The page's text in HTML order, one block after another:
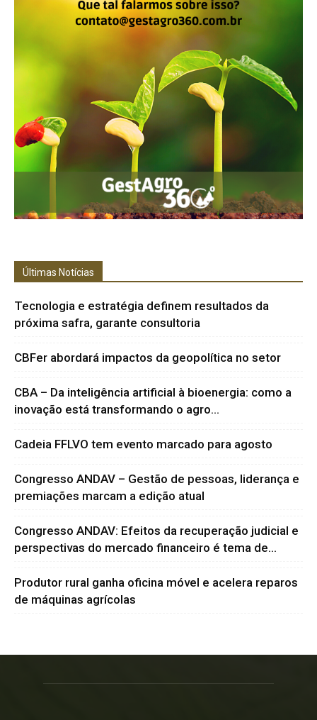
Últimas Notícias
Tecnologia e estratégia definem resultados da
próxima safra, garante consultoria
CBFer abordará impactos da geopolítica no setor
CBA – Da inteligência artificial à bioenergia: como a
inovação está transformando o agro...
Cadeia FFLVO tem evento marcado para agosto
Congresso ANDAV – Gestão de pessoas, liderança e
premiações marcam a edição atual
Congresso ANDAV: Efeitos da recuperação judicial e
perspectivas do mercado financeiro é tema de...
Produtor rural ganha oficina móvel e acelera reparos
de máquinas agrícolas